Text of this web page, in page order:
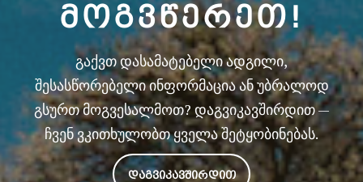
ᲛᲝᲒᲕᲬᲔᲠᲔᲗ!
გაქვთ დასამატებელი ადგილი,
შესასწორებელი ინფორმაცია ან უბრალოდ
გსურთ მოგვესალმოთ? დაგვიკავშირდით —
ჩვენ ვკითხულობთ ყველა შეტყობინებას.
ᲓᲐᲒᲕᲘᲙᲐᲕᲨᲘᲠᲓᲘᲗ